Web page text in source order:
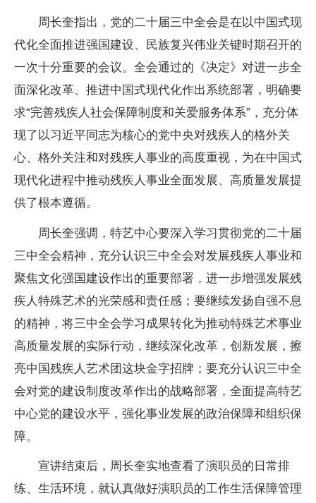
周长奎指出，党的二十届三中全会是在以中国式现
代化全面推进强国建设、民族复兴伟业关键时期召开的
一次十分重要的会议。全会通过的《决定》对进一步全
面深化改革、推进中国式现代化作出系统部署，明确要
求“完善残疾人社会保障制度和关爱服务体系”，充分体
现了以习近平同志为核心的党中央对残疾人的格外关
心、格外关注和对残疾人事业的高度重视，为在中国式
现代化进程中推动残疾人事业全面发展、高质量发展提
供了根本遵循。
周长奎强调，特艺中心要深入学习贯彻党的二十届
三中全会精神，充分认识三中全会对发展残疾人事业和
聚焦文化强国建设作出的重要部署，进一步增强发展残
疾人特殊艺术的光荣感和责任感；要继续发扬自强不息
的精神，将三中全会学习成果转化为推动特殊艺术事业
高质量发展的实际行动，继续深化改革，创新发展，擦
亮中国残疾人艺术团这块金字招牌；要充分认识三中全
会对党的建设制度改革作出的战略部署，全面提高特艺
中心党的建设水平，强化事业发展的政治保障和组织保
障。
宣讲结束后，周长奎实地查看了演职员的日常排
练、生活环境，就认真做好演职员的工作生活保障管理